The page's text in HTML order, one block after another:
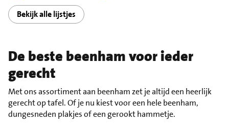
Bekijk alle lijstjes
De beste beenham voor ieder
gerecht
Met ons assortiment aan beenham zet je altijd een heerlijk
gerecht op tafel. Of je nu kiest voor een hele beenham,
dungesneden plakjes of een gerookt hammetje.